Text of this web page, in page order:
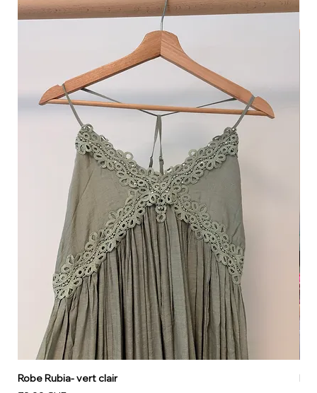
Robe Rubia- vert clair